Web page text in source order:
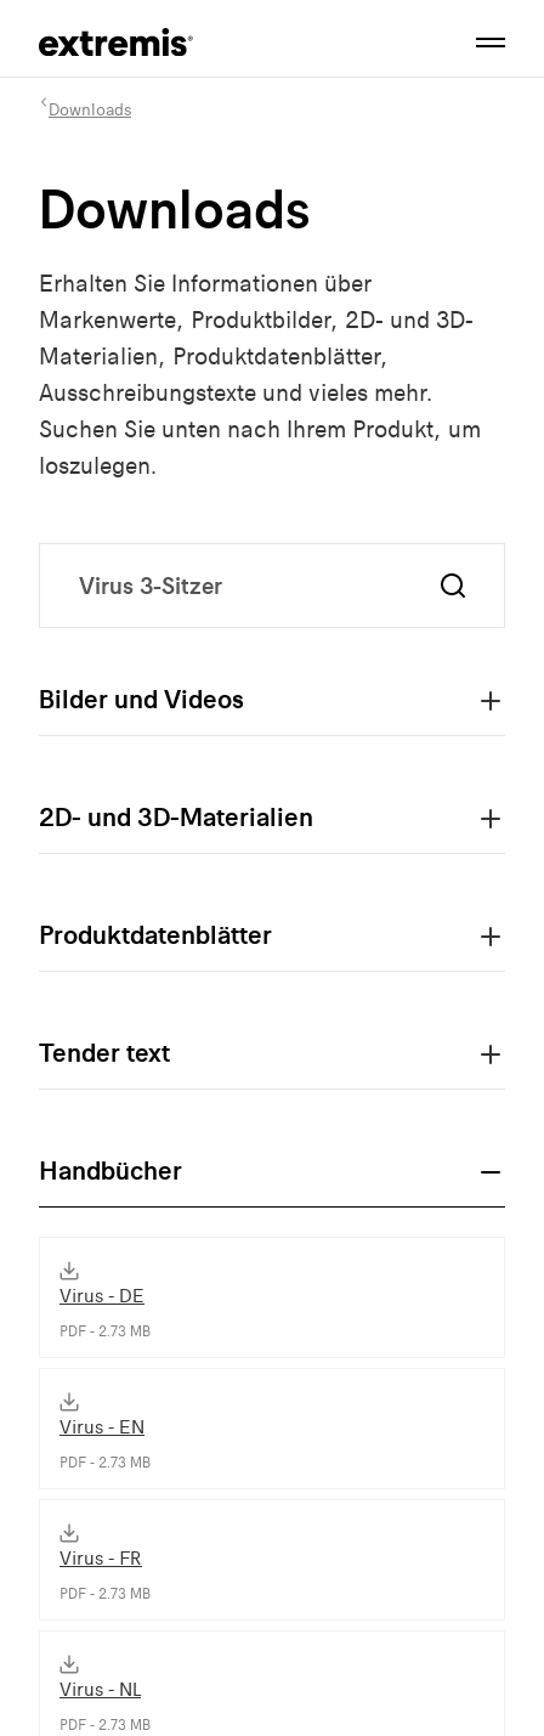
Downloads
Downloads
Erhalten Sie Informationen über
Markenwerte, Produktbilder, 2D- und 3D-
Materialien, Produktdatenblätter,
Ausschreibungstexte und vieles mehr.
Suchen Sie unten nach Ihrem Produkt, um
loszulegen.
Bilder und Videos
2D- und 3D-Materialien
Produktdatenblätter
Tender text
Handbücher
Virus - DE
PDF - 2.73 MB
Virus - EN
PDF - 2.73 MB
Virus - FR
PDF - 2.73 MB
Virus - NL
PDF - 2.73 MB